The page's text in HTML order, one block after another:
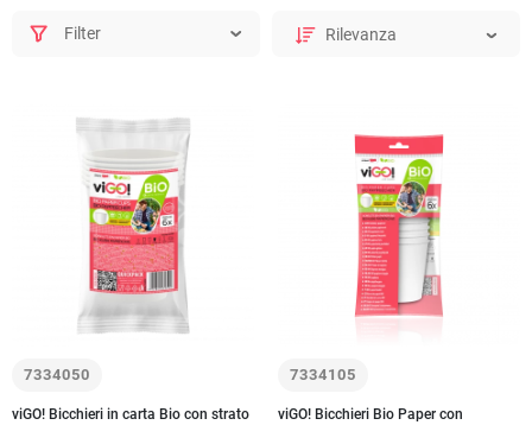
Filter
7334050
viGO! Bicchieri in carta Bio con strato
7334105
viGO! Bicchieri Bio Paper con